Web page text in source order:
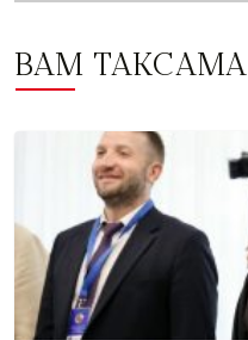
ВАМ ТАКСАМА